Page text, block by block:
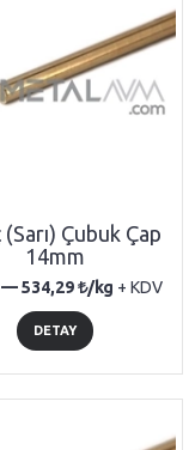
Çubuk Çap
14mm
—534,29 /kg + KDV
DETAY